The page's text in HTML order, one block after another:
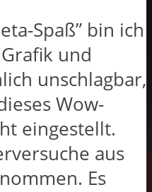
Spaß” bin ich
und
unschlagbar,
Wow-
eingestellt.
aus
Es